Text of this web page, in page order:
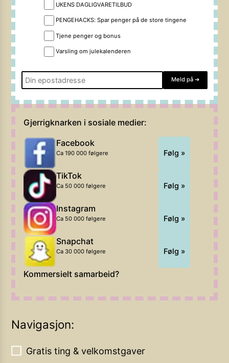
UKENS DAGLIGVARETILBUD
PENGEHACKS: Spar penger på de store tingene
Tjene penger og bonus
Varsling om julekalenderen
Meld på ➔
Gjerrigknarken i sosiale medier:
Facebook
Ca 190 000 følgere Følg »
TikTok
Ca 50 000 følgere Følg »
Instagram
Ca 50 000 følgere Følg »
Snapchat
Ca 30 000 følgere Følg »
Kommersielt samarbeid?
Navigasjon:
Gratis ting & velkomstgaver